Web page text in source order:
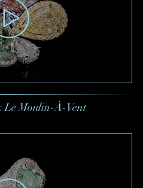
Le Moulin-À-Vent